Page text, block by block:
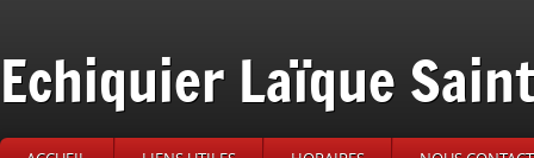
Echiquier Laïque